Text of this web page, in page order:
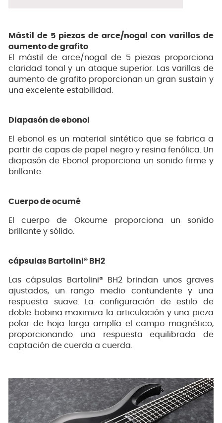
Mástil de 5 piezas de arce/nogal con varillas de
aumento de grafito
El mástil de arce/nogal de 5 piezas proporciona
claridad tonal y un ataque superior. Las varillas de
aumento de grafito proporcionan un gran sustain y
una excelente estabilidad.
Diapasón de ebonol
El ebonol es un material sintético que se fabrica a
partir de capas de papel negro y resina fenólica. Un
diapasón de Ebonol proporciona un sonido firme y
brillante.
Cuerpo de ocumé
El cuerpo de Okoume proporciona un sonido
brillante y sólido.
cápsulas Bartolini® BH2
Las cápsulas Bartolini® BH2 brindan unos graves
ajustados, un rango medio contundente y una
respuesta suave. La configuración de estilo de
doble bobina maximiza la articulación y una pieza
polar de hoja larga amplía el campo magnético,
proporcionando una respuesta equilibrada de
captación de cuerda a cuerda.